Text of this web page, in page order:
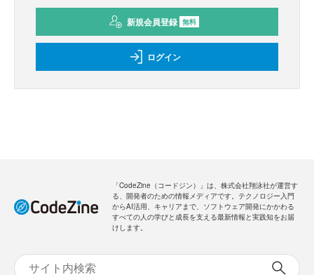
新規会員登録 無料
ログイン
「CodeZine（コードジン）」は、株式会社翔泳社が運営す
る、開発者のための情報メディアです。テクノロジー入門
からAI活用、キャリアまで、ソフトウェア開発にかかわる
すべての人の学びと成長を支える最新情報と実践知をお届
けします。